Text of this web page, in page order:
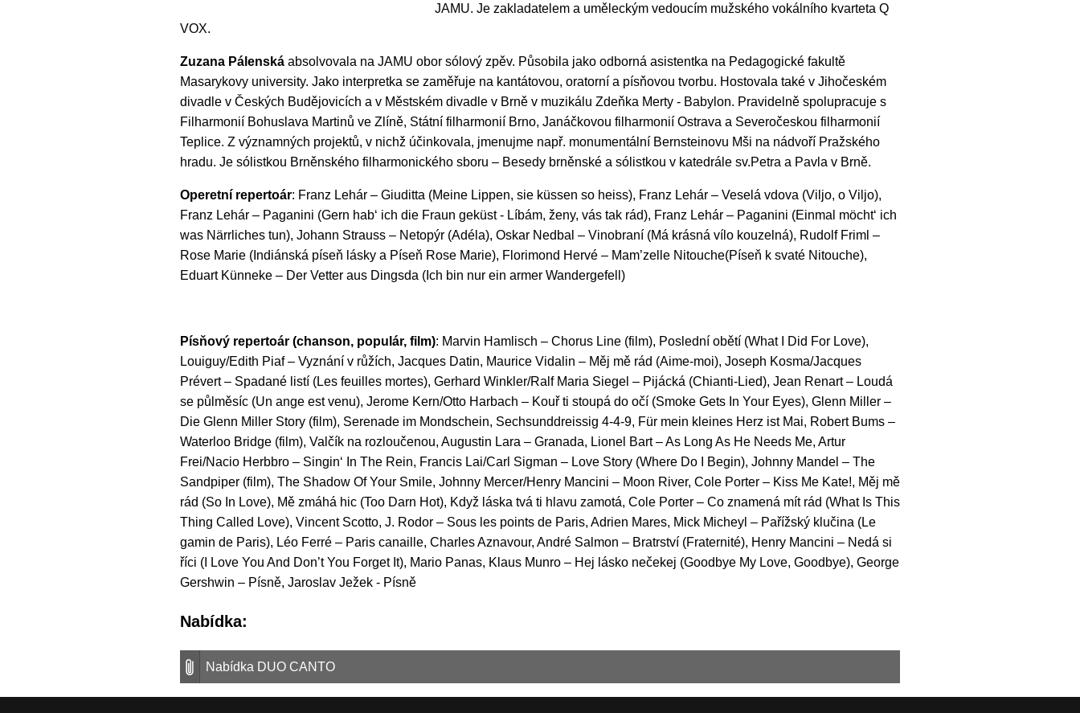
JAMU. Je zakladatelem a uměleckým vedoucím mužského vokálního kvarteta Q
VOX.
Zuzana Pálenská absolvovala na JAMU obor sólový zpěv. Působila jako odborná asistentka na Pedagogické fakultě
Masarykovy university. Jako interpretka se zaměřuje na kantátovou, oratorní a písňovou tvorbu. Hostovala také v Jihočeském
divadle v Českých Budějovicích a v Městském divadle v Brně v muzikálu Zdeňka Merty - Babylon. Pravidelně spolupracuje s
Filharmonií Bohuslava Martinů ve Zlíně, Státní filharmonií Brno, Janáčkovou filharmonií Ostrava a Severočeskou filharmonií
Teplice. Z významných projektů, v nichž účinkovala, jmenujme např. monumentální Bernsteinovu Mši na nádvoří Pražského
hradu. Je sólistkou Brněnského filharmonického sboru – Besedy brněnské a sólistkou v katedrále sv.Petra a Pavla v Brně.
Operetní repertoár: Franz Lehár – Giuditta (Meine Lippen, sie küssen so heiss), Franz Lehár – Veselá vdova (Viljo, o Viljo),
Franz Lehár – Paganini (Gern hab‘ ich die Fraun geküst - Líbám, ženy, vás tak rád), Franz Lehár – Paganini (Einmal möcht‘ ich
was Närrliches tun), Johann Strauss – Netopýr (Adéla), Oskar Nedbal – Vinobraní (Má krásná vílo kouzelná), Rudolf Friml –
Rose Marie (Indiánská píseň lásky a Píseň Rose Marie), Florimond Hervé – Mam’zelle Nitouche(Píseň k svaté Nitouche),
Eduart Künneke – Der Vetter aus Dingsda (Ich bin nur ein armer Wandergefell)
Písňový repertoár (chanson, populár, film): Marvin Hamlisch – Chorus Line (film), Poslední obětí (What I Did For Love),
Louiguy/Edith Piaf – Vyznání v růžích, Jacques Datin, Maurice Vidalin – Měj mě rád (Aime-moi), Joseph Kosma/Jacques
Prévert – Spadané listí (Les feuilles mortes), Gerhard Winkler/Ralf Maria Siegel – Pijácká (Chianti-Lied), Jean Renart – Loudá
se půlměsíc (Un ange est venu), Jerome Kern/Otto Harbach – Kouř ti stoupá do očí (Smoke Gets In Your Eyes), Glenn Miller –
Die Glenn Miller Story (film), Serenade im Mondschein, Sechsunddreissig 4-4-9, Für mein kleines Herz ist Mai, Robert Bums –
Waterloo Bridge (film), Valčík na rozloučenou, Augustin Lara – Granada, Lionel Bart – As Long As He Needs Me, Artur
Frei/Nacio Herbbro – Singin‘ In The Rein, Francis Lai/Carl Sigman – Love Story (Where Do I Begin), Johnny Mandel – The
Sandpiper (film), The Shadow Of Your Smile, Johnny Mercer/Henry Mancini – Moon River, Cole Porter – Kiss Me Kate!, Měj mě
rád (So In Love), Mě zmáhá hic (Too Darn Hot), Když láska tvá ti hlavu zamotá, Cole Porter – Co znamená mít rád (What Is This
Thing Called Love), Vincent Scotto, J. Rodor – Sous les points de Paris, Adrien Mares, Mick Micheyl – Pařížský klučina (Le
gamin de Paris), Léo Ferré – Paris canaille, Charles Aznavour, André Salmon – Bratrství (Fraternité), Henry Mancini – Nedá si
říci (I Love You And Don’t You Forget It), Mario Panas, Klaus Munro – Hej lásko nečekej (Goodbye My Love, Goodbye), George
Gershwin – Písně, Jaroslav Ježek - Písně
Nabídka:
Nabídka DUO CANTO